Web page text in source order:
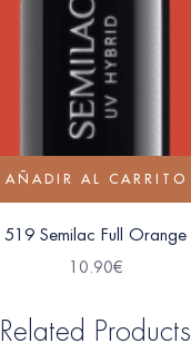
AÑADIR AL CARRITO
519 Semilac Full Orange
10.90€
Related Products